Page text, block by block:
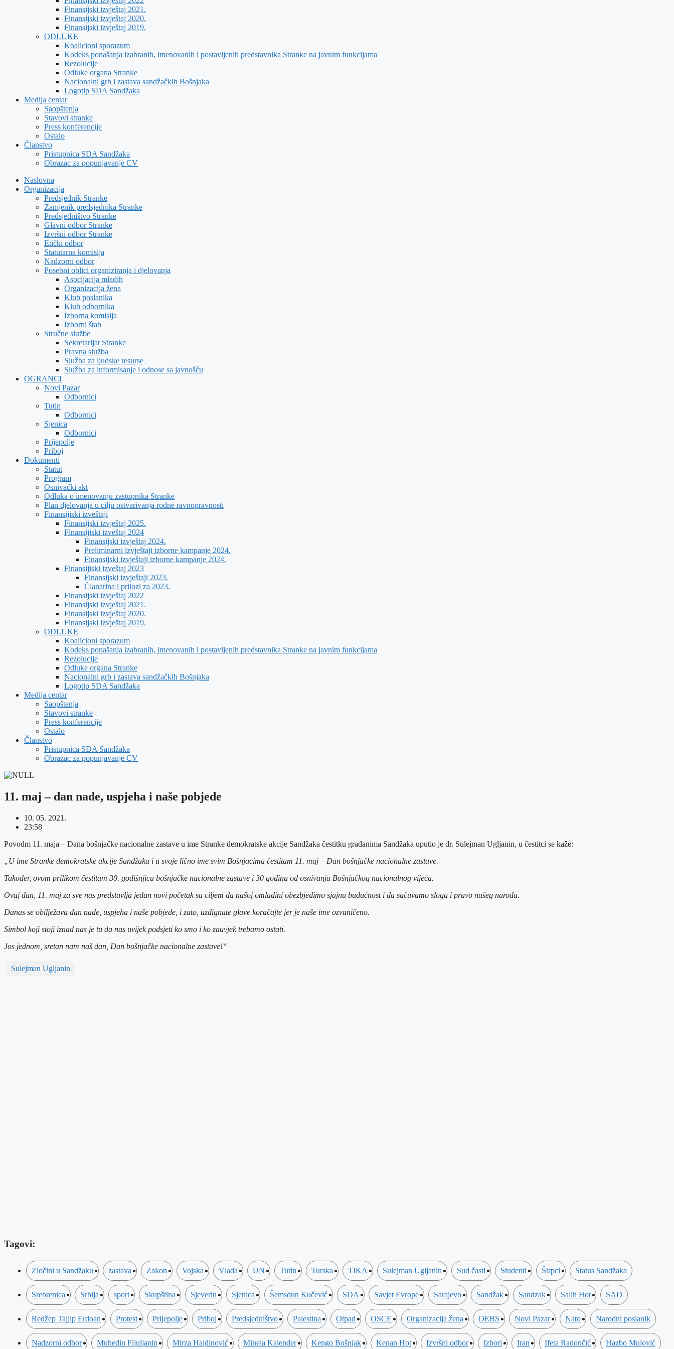
Finansijski izvještaj 2021.
Finansijski izvještaj 2020.
Finansijski izvještaj 2019.
ODLUKE
Koalicioni sporazum
Kodeks ponašanja izabranih, imenovanih i postavljenih predstavnika Stranke na javnim funkcijama
Rezolucije
Odluke organa Stranke
Nacionalni grb i zastava sandžačkih Bošnjaka
Logotip SDA Sandžaka
Medija centar
Saopštenja
Stavovi stranke
Press konferencije
Ostalo
Članstvo
Pristupnica SDA Sandžaka
Obrazac za popunjavanje CV
Naslovna
Organizacija
Predsjednik Stranke
Zamjenik predsjednika Stranke
Predsjedništvo Stranke
Glavni odbor Stranke
Izvršni odbor Stranke
Etički odbor
Statutarna komisija
Nadzorni odbor
Posebni oblici organiziranja i djelovanja
Asocijacija mladih
Organizacija žena
Klub poslanika
Klub odbornika
Izborna komisija
Izborni štab
Stručne službe
Sekretarijat Stranke
Pravna služba
Služba za ljudske resurse
Služba za informisanje i odnose sa javnošću
OGRANCI
Novi Pazar
Odbornici
Tutin
Odbornici
Sjenica
Odbornici
Prijepolje
Priboj
Dokumenti
Statut
Program
Osnivački akt
Odluka o imenovanju zastupnika Stranke
Plan djelovanja u cilju ostvarivanja rodne ravnopravnosti
Finansijiski izveštaji
Finansijski izvještaj 2025.
Finansijiski izveštaj 2024
Finansijski izvještaj 2024.
Preliminarni izvještaji izborne kampanje 2024.
Finansijski izvještaji izborne kampanje 2024.
Finansijiski izveštaj 2023
Finansijski izvještaji 2023.
Članarina i prilozi za 2023.
Finansijski izvještaj 2022
Finansijski izvještaj 2021.
Finansijski izvještaj 2020.
Finansijski izvještaj 2019.
ODLUKE
Koalicioni sporazum
Kodeks ponašanja izabranih, imenovanih i postavljenih predstavnika Stranke na javnim funkcijama
Rezolucije
Odluke organa Stranke
Nacionalni grb i zastava sandžačkih Bošnjaka
Logotip SDA Sandžaka
Medija centar
Saopštenja
Stavovi stranke
Press konferencije
Ostalo
Članstvo
Pristupnica SDA Sandžaka
Obrazac za popunjavanje CV
11. maj – dan nade, uspjeha i naše pobjede
10. 05. 2021.
23:58
Povodm 11. maja – Dana bošnjačke nacionalne zastave u ime Stranke demokratske akcije Sandžaka čestitku građanima Sandžaka uputio je dr. Sulejman Ugljanin, u čestitci se kaže:
„U ime Stranke demokratske akcije Sandžaka i u svoje lično ime svim Bošnjacima čestitam 11. maj – Dan bošnjačke nacionalne zastave.
Također, ovom prilikom čestitam 30. godišnjicu bošnjačke nacionalne zastave i 30 godina od osnivanja Bošnjačkog nacionalnog vijeća.
Ovaj dan, 11. maj za sve nas predstavlja jedan novi početak sa ciljem da našoj omladini obezbjedimo sjajnu budućnost i da sačuvamo slogu i pravo našeg naroda.
Danas se obilježava dan nade, uspjeha i naše pobjede, i zato, uzdignute glave koračajte jer je naše ime ozvaničeno.
Simbol koji stoji iznad nas je tu da nas uvijek podsjeti ko smo i ko zauvjek trebamo ostati.
Jos jednom, sretan nam naš dan, Dan bošnjačke nacionalne zastave!“
Sulejman Ugljanin
Tagovi:
Zločini u Sandžaku zastava Zakon Vojska Vlada UN Tutin Turska TIKA Sulejman Ugljanin Sud časti Studenti Štrpci Status Sandžaka
Srebrenica Srbija sport Skupština Sjeverin Sjenica Šemsdun Kučević SDA Savjet Evrope Sarajevo Sandžak Sandzak Salih Hot SAD
Redžep Tajjip Erdoan Protest Prijepolje Priboj Predsjedništvo Palestina Otpad OSCE Organizacija žena OEBS Novi Pazar Nato Narodni poslanik
Nadzorni odbor Muhedin Fijuljanin Mirza Hajdinović Minela Kalender Kengo Bošnjak Kenan Hot Izvršni odbor Izbori Iran Ifeta Radončić Hazbo Mujović